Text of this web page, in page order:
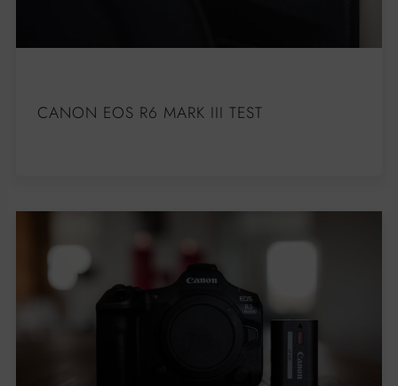
CANON EOS R6 MARK III TEST